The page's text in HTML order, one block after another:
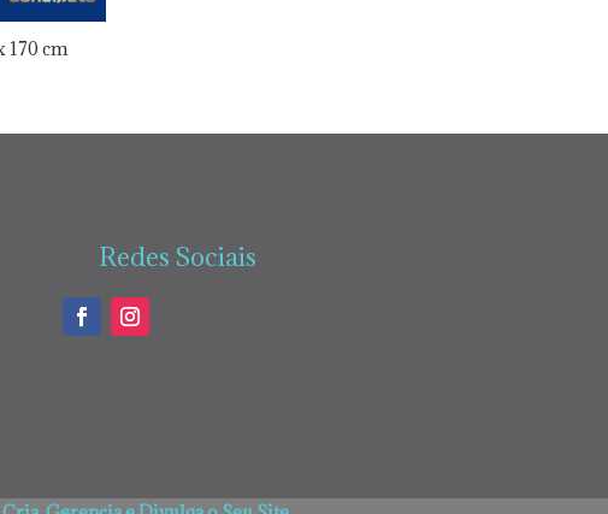
170 cm
Redes Sociais